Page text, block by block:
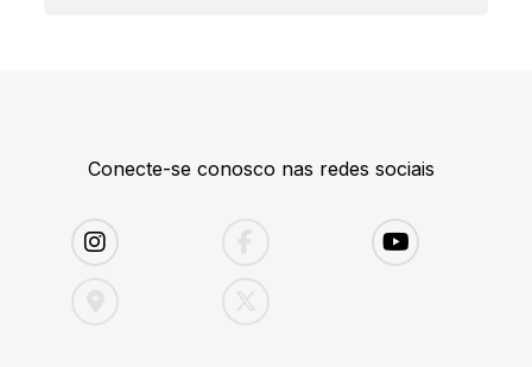
Conecte-se conosco nas redes sociais